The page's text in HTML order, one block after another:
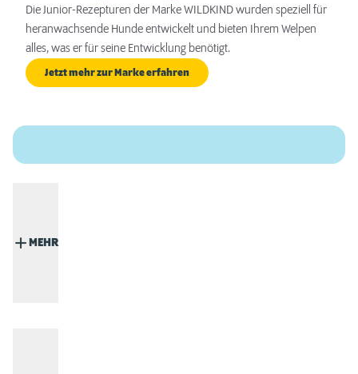
Die Junior-Rezepturen der Marke WILDKIND wurden speziell für
heranwachsende Hunde entwickelt und bieten Ihrem Welpen
alles, was er für seine Entwicklung benötigt.
Jetzt mehr zur Marke erfahren
MEHR